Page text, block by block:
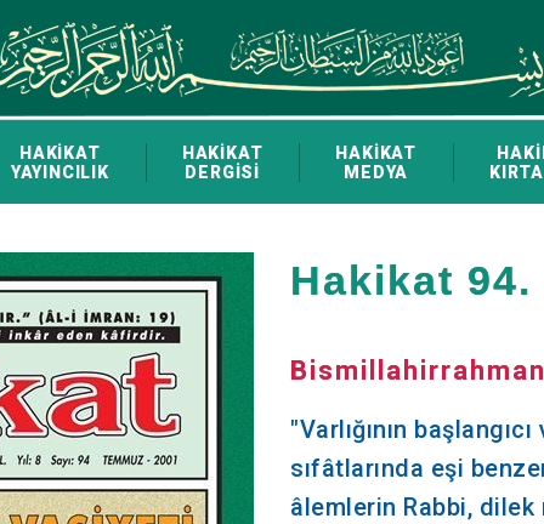
HAKİKAT
YAYINCILIK
HAKİKAT
DERGİSİ
HAKİKAT
MEDYA
Hakikat 94.
"Varlığının
sıfâtlarında eşi
âlemlerin Rabbi, dilek